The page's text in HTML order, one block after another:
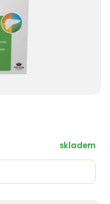
skladem